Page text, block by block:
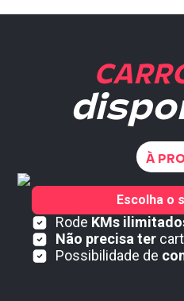
À
Rode KMs
Não precisa ter
Possibilidade de
Escolha o